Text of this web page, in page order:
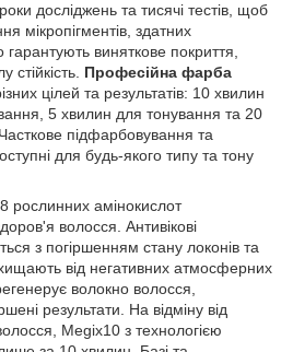
досліджень та тисячі тестів, щоб
мікропігментів, здатних
виняткове покриття,
стійкість. Професійна фарба
цілей та результатів: 10 хвилин
5 хвилин для тонування та 20
підфарбовування та
для будь-якого типу та тону
рослинних амінокислот
волосся. Антивікові
з погіршенням стану локонів та
від негативних атмосферних
волокно волосся,
результати. На відміну від
Megix10 з технологією